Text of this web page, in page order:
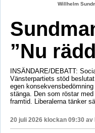
Willhelm
”Nu
INSÄNDARE/DEBATT:
Vänsterpartiets stöd
egen
stänga. Den som röstar
framtid. Liberalerna tänker
20 juli 2026 klockan 09:30 av